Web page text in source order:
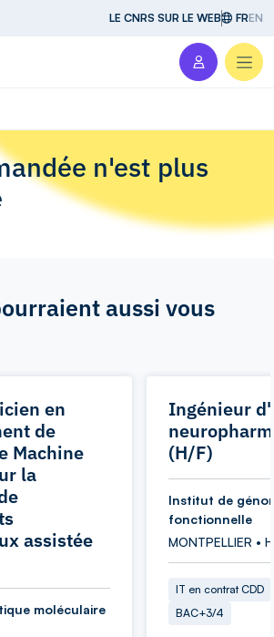
LE CNRS SUR LE WEB FREN
n'est plus
aussi vous
en
de
Machine
la
assistée
moléculaire
Ingénieur
(H/F)
Institut de
fonctionnelle
MONTPELLIER •
IT en contrat CDD
BAC+3/4